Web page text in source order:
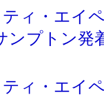
ィ・エイ
プトン発
ィ・エイ